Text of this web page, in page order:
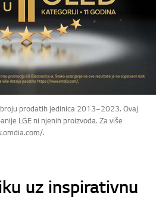
prodatih jedinica 2013–2023. Ovaj
LGE ni njenih proizvoda. Za više
.
uz inspirativnu